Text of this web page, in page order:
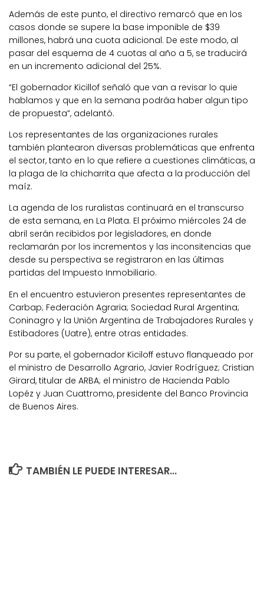
Además de este punto, el directivo remarcó que en los
casos donde se supere la base imponible de $39
millones, habrá una cuota adicional. De este modo, al
pasar del esquema de 4 cuotas al año a 5, se traducirá
en un incremento adicional del 25%.
“El gobernador Kicillof señaló que van a revisar lo quie
hablamos y que en la semana podráa haber algun tipo
de propuesta”, adelantó.
Los representantes de las organizaciones rurales
también plantearon diversas problemáticas que enfrenta
el sector, tanto en lo que refiere a cuestiones climáticas, a
la plaga de la chicharrita que afecta a la producción del
maíz.
La agenda de los ruralistas continuará en el transcurso
de esta semana, en La Plata. El próximo miércoles 24 de
abril serán recibidos por legisladores, en donde
reclamarán por los incrementos y las inconsitencias que
desde su perspectiva se registraron en las últimas
partidas del Impuesto Inmobiliario.
En el encuentro estuvieron presentes representantes de
Carbap; Federación Agraria; Sociedad Rural Argentina;
Coninagro y la Unión Argentina de Trabajadores Rurales y
Estibadores (Uatre), entre otras entidades.
Por su parte, el gobernador Kiciloff estuvo flanqueado por
el ministro de Desarrollo Agrario, Javier Rodríguez; Cristian
Girard, titular de ARBA; el ministro de Hacienda Pablo
Lopéz y Juan Cuattromo, presidente del Banco Provincia
de Buenos Aires.
TAMBIÉN LE PUEDE INTERESAR...